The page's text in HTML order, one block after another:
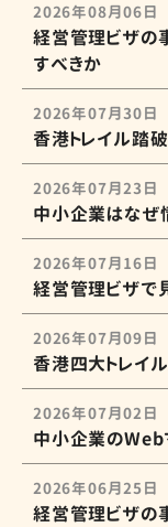
2026年08月06日
経営管理ビザの
すべきか
2026年07月30日
香港トレイル踏
2026年07月23日
中小企業はなぜ
2026年07月16日
経営管理ビザで
2026年07月09日
香港四大トレイ
2026年07月02日
中小企業のWeb
2026年06月25日
経営管理ビザの